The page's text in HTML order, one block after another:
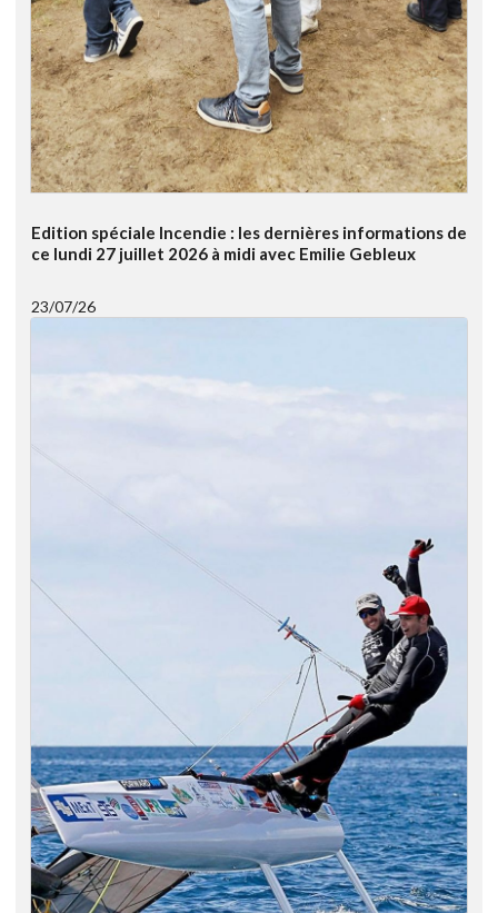
Edition spéciale Incendie : les dernières informations de
ce lundi 27 juillet 2026 à midi avec Emilie Gebleux
23/07/26